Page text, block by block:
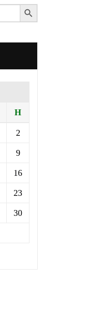
Search Button
Н
2
9
16
23
30